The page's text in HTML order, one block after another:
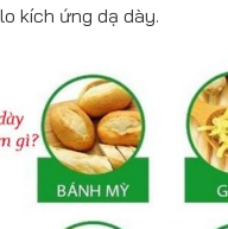
kích ứng dạ dày.